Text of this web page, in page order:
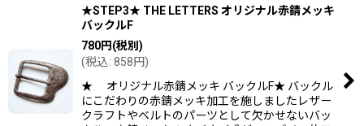
★STEP3★ THE LETTERS オリジナル赤錆メッキ
バックルF
780円(税別)
(税込: 858円)
★ オリジナル赤錆メッキ バックルF★ バックル
にこだわりの赤錆メッキ加工を施しましたレザー
クラフトやベルトのパーツとして欠かせないバッ